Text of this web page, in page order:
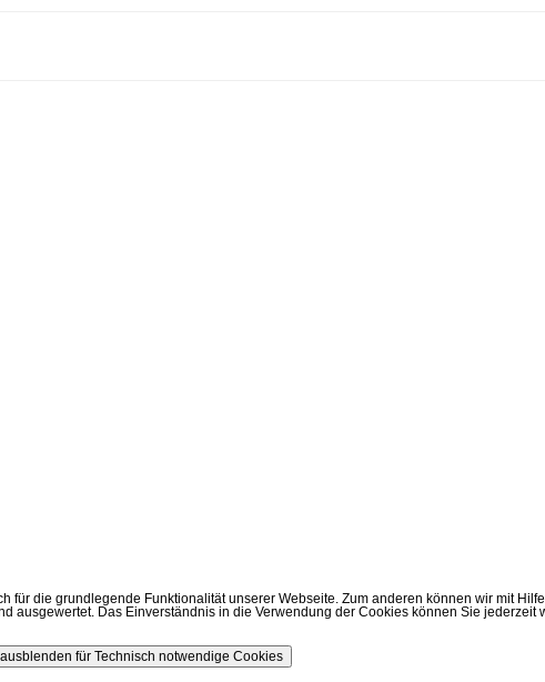
die grundlegende Funktionalität unserer Webseite. Zum anderen können wir mit
Das Einverständnis in die Verwendung der Cookies können Sie
für Technisch notwendige Cookies